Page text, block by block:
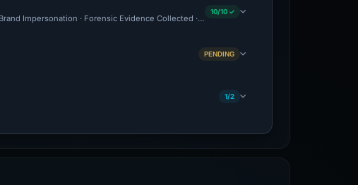
Impersonation · Forensic Evidence Collected · Technical Analysis Recorded · VT
10/10 ✓
PENDING
1/2